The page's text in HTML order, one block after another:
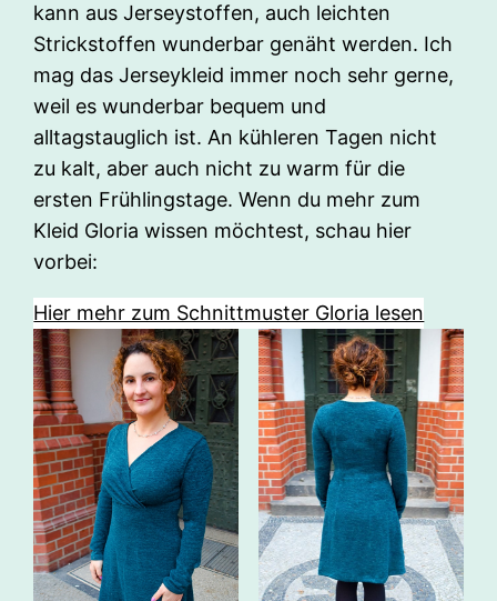
kann aus Jerseystoffen, auch leichten
Strickstoffen wunderbar genäht werden. Ich
mag das Jerseykleid immer noch sehr gerne,
weil es wunderbar bequem und
alltagstauglich ist. An kühleren Tagen nicht
zu kalt, aber auch nicht zu warm für die
ersten Frühlingstage. Wenn du mehr zum
Kleid Gloria wissen möchtest, schau hier
vorbei:
Hier mehr zum Schnittmuster Gloria lesen